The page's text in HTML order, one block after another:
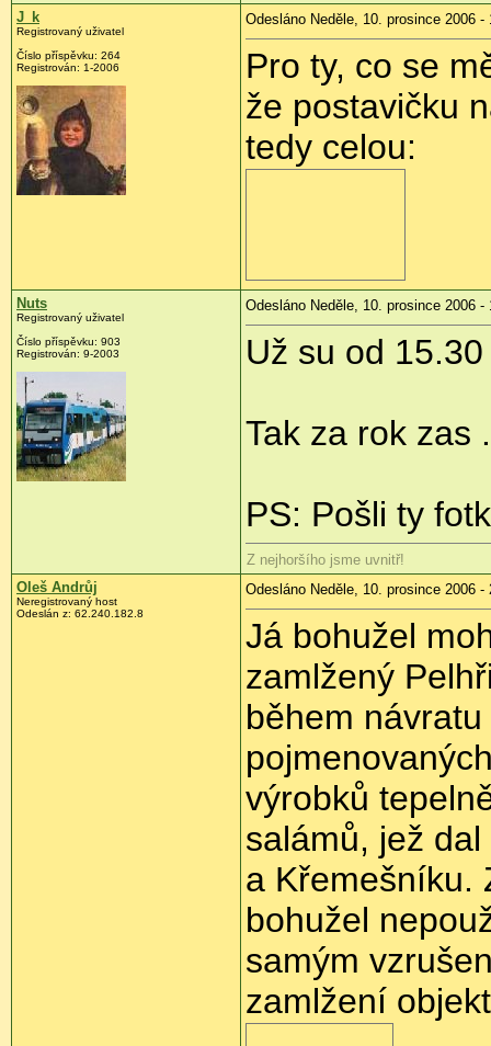
J_k
Registrovaný uživatel
Číslo příspěvku: 264
Registrován: 1-2006
Odesláno Neděle, 10. prosince 2006 -
Pro ty, co se
že postavičku
tedy celou:
Nuts
Registrovaný uživatel
Číslo příspěvku: 903
Registrován: 9-2003
Odesláno Neděle, 10. prosince 2006 -
Už su od
Tak za rok zas
PS: Pošli ty
Z nejhoršího jsme uvnitř!
Oleš Andrůj
Neregistrovaný host
Odeslán z: 62.240.182.8
Odesláno Neděle, 10. prosince 2006 -
Já bohužel
zamlžený
během
výrobků
salámů, jež
a Křemešníku.
bohužel
samým
zamlžení